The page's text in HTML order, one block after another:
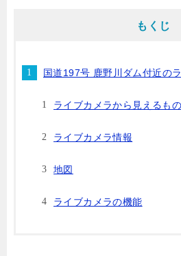
もくじ
国道197号 鹿野川ダム付近の
ライブカメラから見えるもの
ライブカメラ情報
地図
ライブカメラの機能